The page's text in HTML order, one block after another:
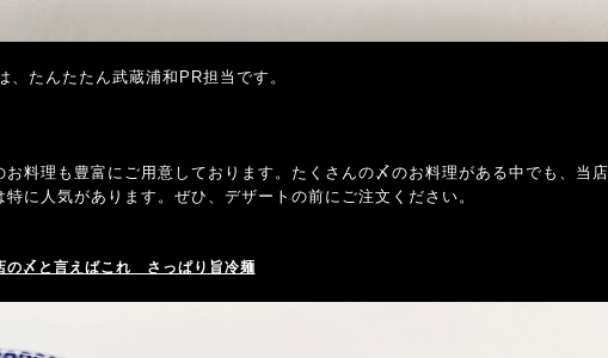
、たんたたん武蔵浦和PR担当です。
料理も豊富にご用意しております。たくさんの〆のお料理がある中でも、当
に人気があります。ぜひ、デザートの前にご注文ください。
の〆と言えばこれ さっぱり旨冷麺